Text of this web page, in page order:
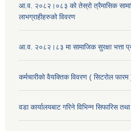
आ.व. २०८२।०८३ को तेस्रो त्रैमासिक
लाभग्राहीहरुको विवरण
आ.व. २०८२।८३ मा सामाजिक सुरक्षा भत्ता
कर्मचारीको वैयक्तिक विवरण ( सिटरोल फारम )
वडा कार्यालयबाट गरिने विभिन्न सिफारिस